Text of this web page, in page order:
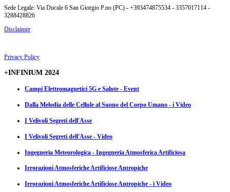
Sede Legale: Via Ducale 6 San Giorgio P.no (PC) - +393474875534 - 3357017114 -
3288428826
Disclaimer
Privacy Policy
+INFINIUM 2024
Campi Elettromagnetici 5G e Salute - Event
Dalla Melodia delle Cellule al Suono del Corpo Umano - i Video
I Velivoli Segreti dell'Asse
I Velivoli Segreti dell'Asse - Video
Ingegneria Meteorologica - Ingegneria Atmosferica Artificiosa
Irrorazioni Atmosferiche Artificiose Antropiche
Irrorazioni Atmosferiche Artificiose Antropiche - i Video